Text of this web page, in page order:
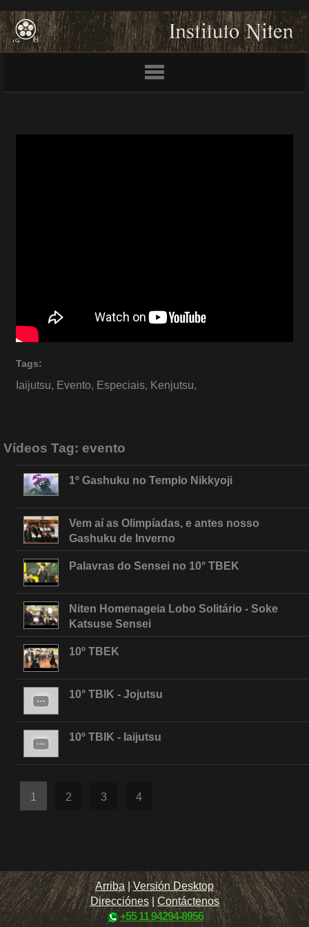
Tags:
Iaijutsu, Evento, Especiais, Kenjutsu,
Vídeos Tag: evento
1º Gashuku no Templo Nikkyoji
Vem aí as Olimpíadas, e antes nosso
Gashuku de Inverno
Palavras do Sensei no 10° TBEK
Niten Homenageia Lobo Solitário - Soke
Katsuse Sensei
10º TBEK
10° TBIK - Jojutsu
10º TBIK - Iaijutsu
1 2 3 4
Arriba |Versión Desktop
Direcciónes|Contáctenos
+55 11 94294-8956